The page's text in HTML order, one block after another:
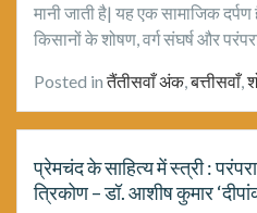
मानी जाती है| यह एक सामाजिक
किसानों के शोषण, वर्ग संघर्ष और
Posted inतैंतीसवाँ अंक,बत्तीसवाँ,
प्रेमचंद के साहित्य में स्त्री :
त्रिकोण – डॉ. आशीष कुमार